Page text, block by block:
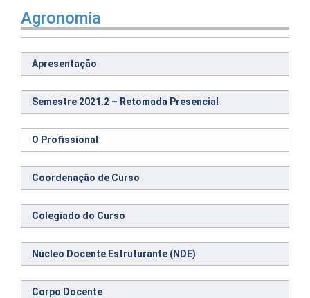
Agronomia
Apresentação
Semestre 2021.2 – Retomada Presencial
O Profissional
Coordenação de Curso
Colegiado do Curso
Núcleo Docente Estruturante (NDE)
Corpo Docente